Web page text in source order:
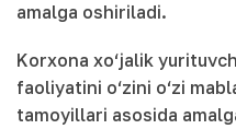
amalga oshiriladi.
Korxona xo‘jalik
faoliyatini o‘zini o‘zi
tamoyillari asosida